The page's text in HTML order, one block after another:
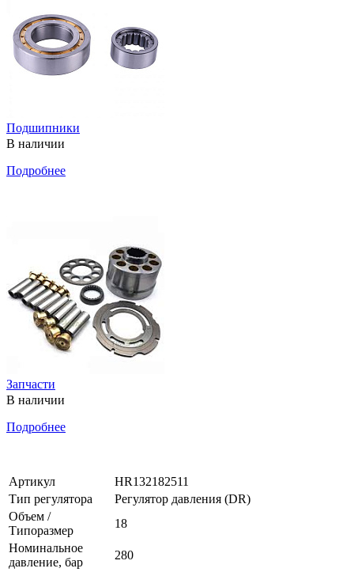
Подшипники
В наличии
Подробнее
Запчасти
В наличии
Подробнее
Артикул
HR132182511
Тип регулятора
Регулятор давления (DR)
Объем /
Типоразмер
18
Номинальное
давление, бар
280